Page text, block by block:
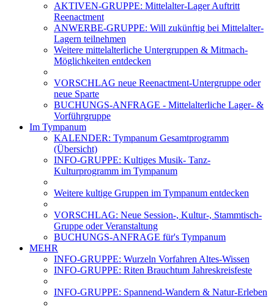
AKTIVEN-GRUPPE: Mittelalter-Lager Auftritt
Reenactment
ANWERBE-GRUPPE: Will zukünftig bei Mittelalter-
Lagern teilnehmen
Weitere mittelalterliche Untergruppen & Mitmach-
Möglichkeiten entdecken
VORSCHLAG neue Reenactment-Untergruppe oder
neue Sparte
BUCHUNGS-ANFRAGE - Mittelalterliche Lager- &
Vorführgruppe
Im Tympanum
KALENDER: Tympanum Gesamtprogramm
(Übersicht)
INFO-GRUPPE: Kultiges Musik- Tanz-
Kulturprogramm im Tympanum
Weitere kultige Gruppen im Tympanum entdecken
VORSCHLAG: Neue Session-, Kultur-, Stammtisch-
Gruppe oder Veranstaltung
BUCHUNGS-ANFRAGE für's Tympanum
MEHR
INFO-GRUPPE: Wurzeln Vorfahren Altes-Wissen
INFO-GRUPPE: Riten Brauchtum Jahreskreisfeste
INFO-GRUPPE: Spannend-Wandern & Natur-Erleben